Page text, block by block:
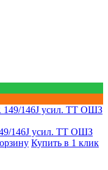
146J усил. TT ОШЗ
Купить в 1 клик